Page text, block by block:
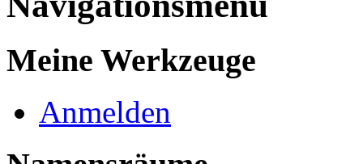
Meine Werkzeuge
Anmelden